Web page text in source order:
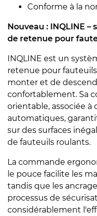
Conforme à la
Nouveau : INQLINE
de retenue pour
INQLINE est un
retenue pour
monter et de
confortablement. Sa
orientable, associée à
automatiques,
sur des surfaces
de fauteuils roulants.
La commande
le pouce facilite les
tandis que les
processus de
considérablement